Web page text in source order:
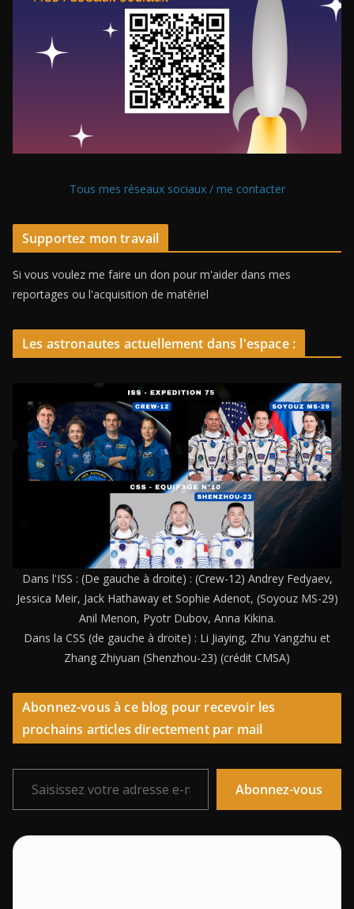
Tous mes réseaux sociaux / me contacter
Supportez mon travail
Si vous voulez me faire un don pour m'aider dans mes
reportages ou l'acquisition de matériel
Les astronautes actuellement dans l'espace :
Dans l'ISS : (De gauche à droite) : (Crew-12) Andrey Fedyaev,
Jessica Meir, Jack Hathaway et Sophie Adenot, (Soyouz MS-29)
Anil Menon, Pyotr Dubov, Anna Kikina.
Dans la CSS (de gauche à droite) : Li Jiaying, Zhu Yangzhu et
Zhang Zhiyuan (Shenzhou-23) (crédit CMSA)
Abonnez-vous à ce blog pour recevoir les
prochains articles directement par mail
Saisissez votre adresse e-mail…
Abonnez-vous